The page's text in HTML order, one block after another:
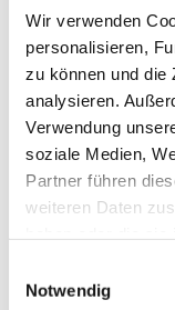
Wir verwenden
personalisieren,
zu können und die
analysieren.
Verwendung
soziale Medien,
Partner führen
weiteren Daten
Notwendig
Premium
4 Wochen